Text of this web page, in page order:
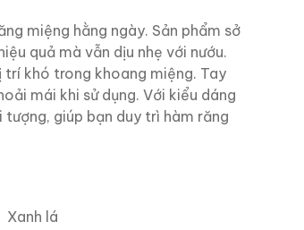
miệng hằng ngày. Sản phẩm sở
quả mà vẫn dịu nhẹ với nướu.
khó trong khoang miệng. Tay
mái khi sử dụng. Với kiểu dáng
giúp bạn duy trì hàm răng
Xanh lá